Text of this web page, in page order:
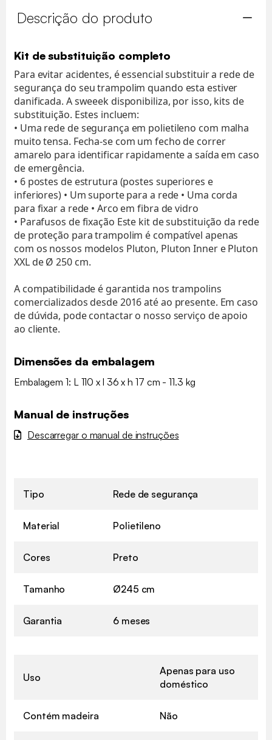
Descrição do produto
Kit de substituição completo
Para evitar acidentes, é essencial substituir a rede de
segurança do seu trampolim quando esta estiver
danificada. A sweeek disponibiliza, por isso, kits de
substituição. Estes incluem:
• Uma rede de segurança em polietileno com malha
muito tensa. Fecha-se com um fecho de correr
amarelo para identificar rapidamente a saída em caso
de emergência.
• 6 postes de estrutura (postes superiores e
inferiores) • Um suporte para a rede • Uma corda
para fixar a rede • Arco em fibra de vidro
• Parafusos de fixação Este kit de substituição da rede
de proteção para trampolim é compatível apenas
com os nossos modelos Pluton, Pluton Inner e Pluton
XXL de Ø 250 cm.
A compatibilidade é garantida nos trampolins
comercializados desde 2016 até ao presente. Em caso
de dúvida, pode contactar o nosso serviço de apoio
ao cliente.
Dimensões da embalagem
Embalagem 1: L 110 x l 36 x h 17 cm - 11.3 kg
Manual de instruções
Descarregar o manual de instruções
Tipo Rede de segurança
Material Polietileno
Cores Preto
Tamanho Ø245 cm
Garantia 6 meses
Uso
Apenas para uso
doméstico
Contém madeira Não